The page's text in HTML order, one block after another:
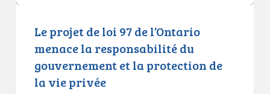
protection
Le projet de loi 97 de l’Ontario
menace la responsabilité du
gouvernement et la protection de
la vie privée